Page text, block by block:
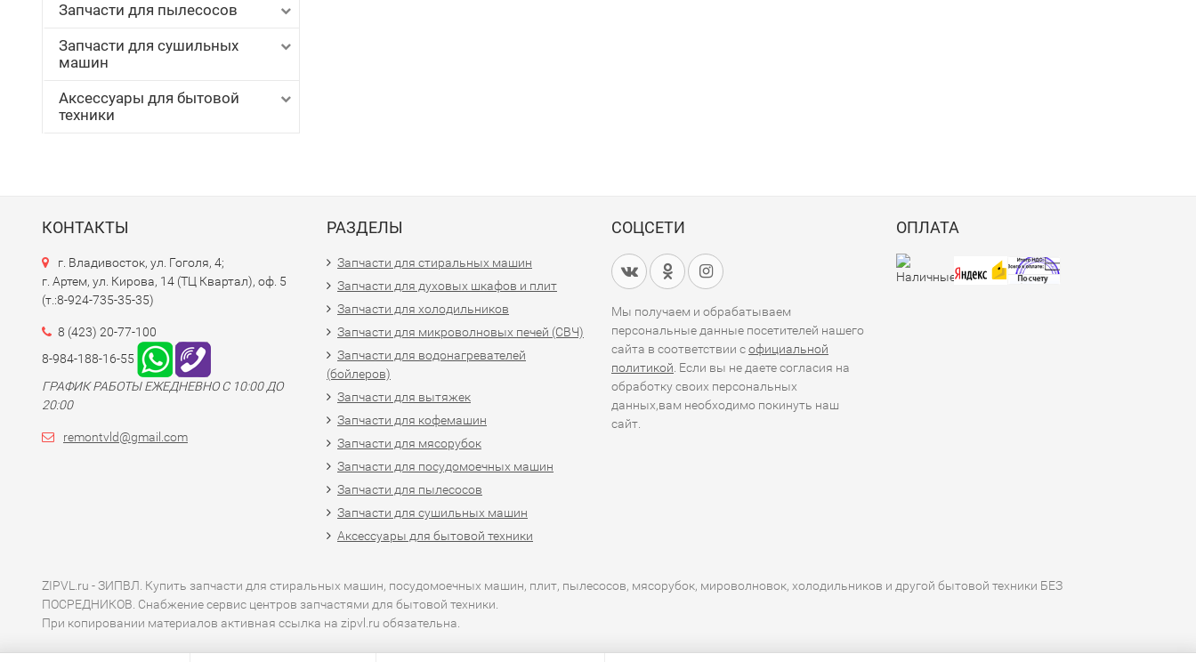
Запчасти для пылесосов
Запчасти для сушильных
машин
Аксессуары для бытовой
техники
КОНТАКТЫ
г. Владивосток, ул. Гоголя, 4;
г. Артем, ул. Кирова, 14 (ТЦ Квартал), оф. 5
(т.:8-924-735-35-35)
8 (423) 20-77-100
8-984-188-16-55
ГРАФИК РАБОТЫ ЕЖЕДНЕВНО С 10:00 ДО
20:00
remontvld@gmail.com
РАЗДЕЛЫ
Запчасти для стиральных машин
Запчасти для духовых шкафов и плит
Запчасти для холодильников
Запчасти для микроволновых печей (СВЧ)
Запчасти для водонагревателей
(бойлеров)
Запчасти для вытяжек
Запчасти для кофемашин
Запчасти для мясорубок
Запчасти для посудомоечных машин
Запчасти для пылесосов
Запчасти для сушильных машин
Аксессуары для бытовой техники
СОЦСЕТИ
Мы получаем и обрабатываем
персональные данные посетителей нашего
сайта в соответствии софициальной
политикой . Если вы не даете согласия на
обработку своих персональных
данных,вам необходимо покинуть наш
сайт.
ОПЛАТА
ZIPVL.ru - ЗИПВЛ. Купить запчасти для стиральных машин, посудомоечных машин, плит, пылесосов, мясорубок, мироволновок, холодильников и другой бытовой техники БЕЗ
ПОСРЕДНИКОВ. Снабжение сервис центров запчастями для бытовой техники.
При копировании материалов активная ссылка на zipvl.ru обязательна.